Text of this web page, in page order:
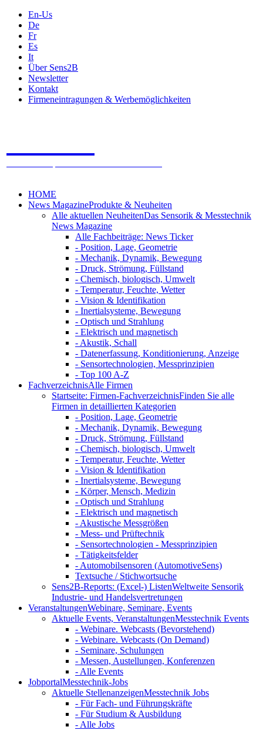
En-Us
De
Fr
Es
It
Über Sens2B
Newsletter
Kontakt
Firmeneintragungen & Werbemöglichkeiten
HOME
News MagazineProdukte & Neuheiten
Alle aktuellen NeuheitenDas Sensorik & Messtechnik
News Magazine
Alle Fachbeiträge: News Ticker
- Position, Lage, Geometrie
- Mechanik, Dynamik, Bewegung
- Druck, Strömung, Füllstand
- Chemisch, biologisch, Umwelt
- Temperatur, Feuchte, Wetter
- Vision & Identifikation
- Inertialsysteme, Bewegung
- Optisch und Strahlung
- Elektrisch und magnetisch
- Akustik, Schall
- Datenerfassung, Konditionierung, Anzeige
- Sensortechnologien, Messprinzipien
- Top 100 A-Z
FachverzeichnisAlle Firmen
Startseite: Firmen-FachverzeichnisFinden Sie alle
Firmen in detaillierten Kategorien
- Position, Lage, Geometrie
- Mechanik, Dynamik, Bewegung
- Druck, Strömung, Füllstand
- Chemisch, biologisch, Umwelt
- Temperatur, Feuchte, Wetter
- Vision & Identifikation
- Inertialsysteme, Bewegung
- Körper, Mensch, Medizin
- Optisch und Strahlung
- Elektrisch und magnetisch
- Akustische Messgrößen
- Mess- und Prüftechnik
- Sensortechnologien - Messprinzipien
- Tätigkeitsfelder
- Automobilsensoren (AutomotiveSens)
Textsuche / Stichwortsuche
Sens2B-Reports: (Excel-) ListenWeltweite Sensorik
Industrie- und Handelsvertretungen
VeranstaltungenWebinare, Seminare, Events
Aktuelle Events, VeranstaltungenMesstechnik Events
- Webinare. Webcasts (Bevorstehend)
- Webinare. Webcasts (On Demand)
- Seminare, Schulungen
- Messen, Austellungen, Konferenzen
- Alle Events
JobportalMesstechnik-Jobs
Aktuelle StellenanzeigenMesstechnik Jobs
- Für Fach- und Führungskräfte
- Für Studium & Ausbildung
- Alle Jobs